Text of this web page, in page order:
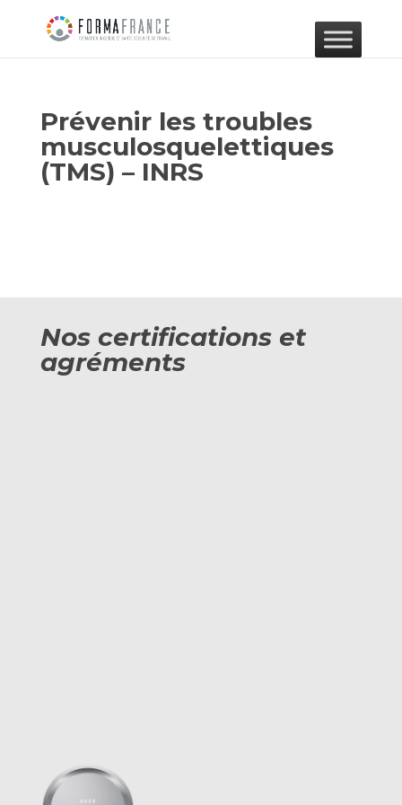
Prévenir les troubles
musculosquelettiques
(TMS) – INRS
Nos certifications et
agréments